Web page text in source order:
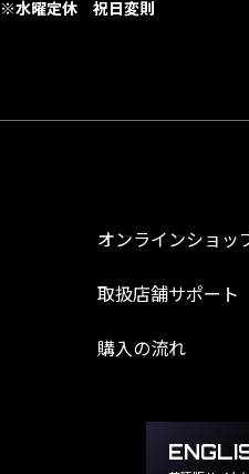
※水曜定休 祝日変則
オンラインショッ
取扱店舗サポート
購入の流れ